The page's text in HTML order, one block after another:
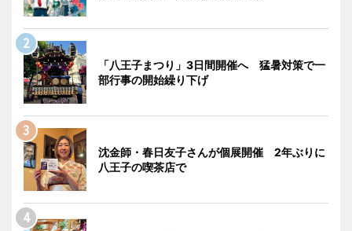
「八王子まつり」3日間開催へ 猛暑対策で一
部行事の開始繰り下げ
沈金師・春日友子さんが個展開催 2年ぶりに
八王子の喫茶店で